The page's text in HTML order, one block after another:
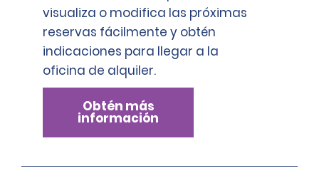
visualiza o modifica las próximas
reservas fácilmente y obtén
indicaciones para llegar a la
oficina de alquiler.
Obtén más
información